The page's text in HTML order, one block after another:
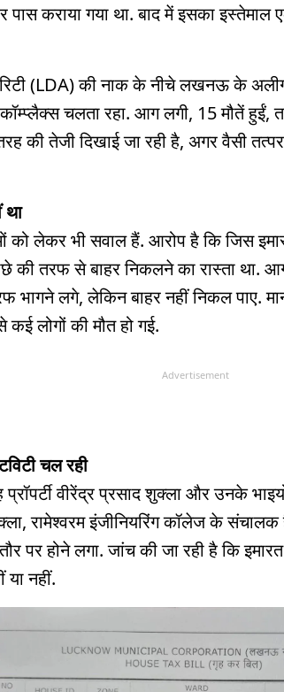
कराया गया था. बाद में इसका इस्तेमाल
(LDA) की नाक के नीचे लखनऊ के
चलता रहा. आग लगी, 15 मौतें
की तेजी दिखाई जा रही है, अगर वैसी
था
को लेकर भी सवाल हैं. आरोप है कि जिस
की तरफ से बाहर निकलने का रास्ता
भागने लगे, लेकिन बाहर नहीं निकल पाए.
लोगों की मौत हो गई.
Advertisement
चल रही
वीरेंद्र प्रसाद शुक्ला और उनके
रामेश्वरम इंजीनियरिंग कॉलेज के
पर होने लगा. जांच की जा रही है कि
नहीं.